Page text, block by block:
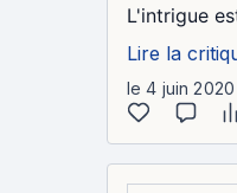
L'intrigue
Lire la
le 4 juin 2020